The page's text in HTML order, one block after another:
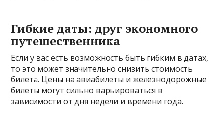
Гибкие даты: друг экономного
путешественника
Если у вас есть возможность быть гибким в датах,
то это может значительно снизить стоимость
билета. Цены на авиабилеты и железнодорожные
билеты могут сильно варьироваться в
зависимости от дня недели и времени года.